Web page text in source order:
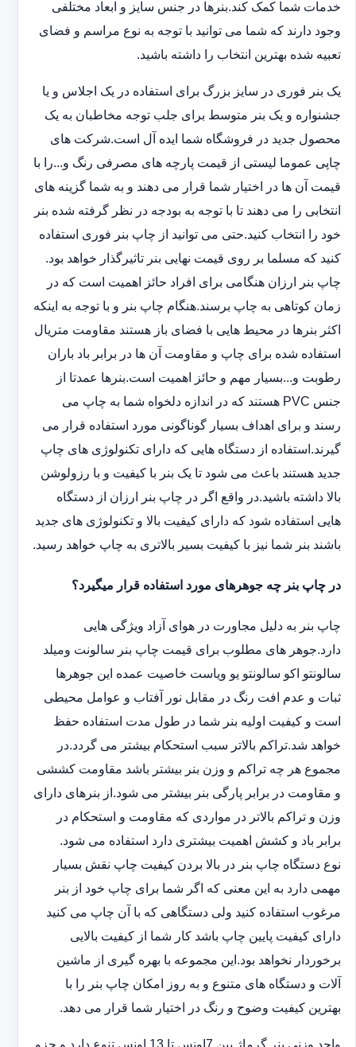
خدمات شما کمک کند.بنرها در جنس سایز و ابعاد مختلفی
وجود دارند که شما می توانید با توجه به نوع مراسم و فضای
تعبیه شده بهترین انتخاب را داشته باشید.
یک بنر فوری در سایز بزرگ برای استفاده در یک اجلاس و یا
جشنواره و یک بنر متوسط برای جلب توجه مخاطبان به یک
محصول جدید در فروشگاه شما ایده آل است.شرکت های
چاپی عموما لیستی از قیمت پارچه های مصرفی رنگ و...را با
قیمت آن ها در اختیار شما قرار می دهند و به شما گزینه های
انتخابی را می دهند تا با توجه به بودجه در نظر گرفته شده بنر
خود را انتخاب کنید.حتی می توانید از چاپ بنر فوری استفاده
کنید که مسلما بر روی قیمت نهایی بنر تاثیرگذار خواهد بود.
چاپ بنر ارزان هنگامی برای افراد حائز اهمیت است که در
زمان کوتاهی به چاپ برسند.هنگام چاپ بنر و با توجه به اینکه
اکثر بنرها در محیط هایی با فضای باز هستند مقاومت متریال
استفاده شده برای چاپ و مقاومت آن ها در برابر باد باران
رطوبت و...بسیار مهم و حائز اهمیت است.بنرها عمدتا از
جنس PVC هستند که در اندازه دلخواه شما به چاپ می
رسند و برای اهداف بسیار گوناگونی مورد استفاده قرار می
گیرند.استفاده از دستگاه هایی که دارای تکنولوژی های چاپ
جدید هستند باعث می شود تا یک بنر با کیفیت و با رزولوشن
بالا داشته باشید.در واقع اگر در چاپ بنر ارزان از دستگاه
هایی استفاده شود که دارای کیفیت بالا و تکنولوژی های جدید
باشند بنر شما نیز با کیفیت بسیر بالاتری به چاپ خواهد رسید.
در چاپ بنر چه جوهرهای مورد استفاده قرار میگیرد؟
چاپ بنر به دلیل مجاورت در هوای آزاد ویژگی هایی
دارد.جوهر های مطلوب برای قیمت چاپ بنر سالونت ‏و‏‏میلد
سالونت‎و ‎‏اکو سالونت‎‎‏و یو وی‎‏است خاصیت عمده این ‏جوهرها
ثبات و عدم افت رنگ در مقابل نور آفتاب و عوامل محیطی
است و کیفیت اولیه بنر شما در طول مدت استفاده حفظ
خواهد شد.‎تراکم بالاتر سبب استحکام بیشتر می گردد.در
مجموع هر چه تراکم و وزن بنر بیشتر باشد مقاومت کششی
و مقاومت در ‏برابر پارگی بنر بیشتر می شود.از بنرهای دارای
وزن و تراکم بالاتر در مواردی که مقاومت و استحکام در
برابر باد و ‏کشش اهمیت بیشتری دارد استفاده می شود‎.‎
نوع دستگاه چاپ بنر در بالا بردن کیفیت چاپ نقش بسیار
مهمی دارد به این معنی که اگر شما برای چاپ خود از بنر
‏مرغوب استفاده کنید ولی دستگاهی که با آن چاپ می کنید
دارای کیفیت پایین چاپ باشد کار شما از کیفیت بالایی
برخوردار ‏نخواهد بود.این مجموعه با بهره گیری از ماشین
آلات و دستگاه های متنوع و به روز امکان چاپ بنر را با
بهترین کیفیت ‏وضوح و رنگ در اختیار شما قرار می دهد.‏‎
واحد وزنی بنر گرماژ بین ‏‎7‎‏اونس تا 13 اونس تنوع دارد و جزو